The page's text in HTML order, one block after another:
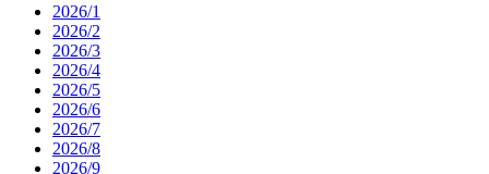
2026/1
2026/2
2026/3
2026/4
2026/5
2026/6
2026/7
2026/8
2026/9